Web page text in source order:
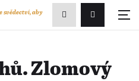
Přihlášení/
svědectví, aby
Zobrazit
vyhledávání
Zlomový